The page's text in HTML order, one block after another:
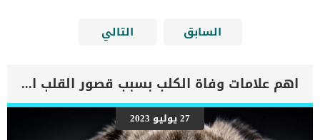
السابق التالي
اهم علامات وفاة الكلب بسبب قصور القلب الاحتقانى
27 يوليو 2023